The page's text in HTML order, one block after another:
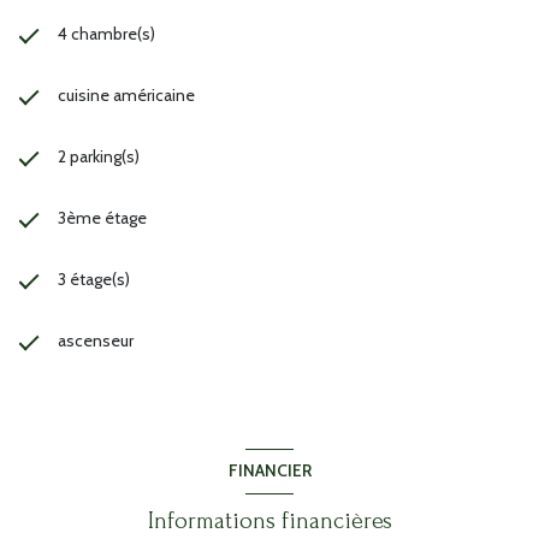
4 chambre(s)
cuisine américaine
2 parking(s)
3ème étage
3 étage(s)
ascenseur
FINANCIER
Informations financières